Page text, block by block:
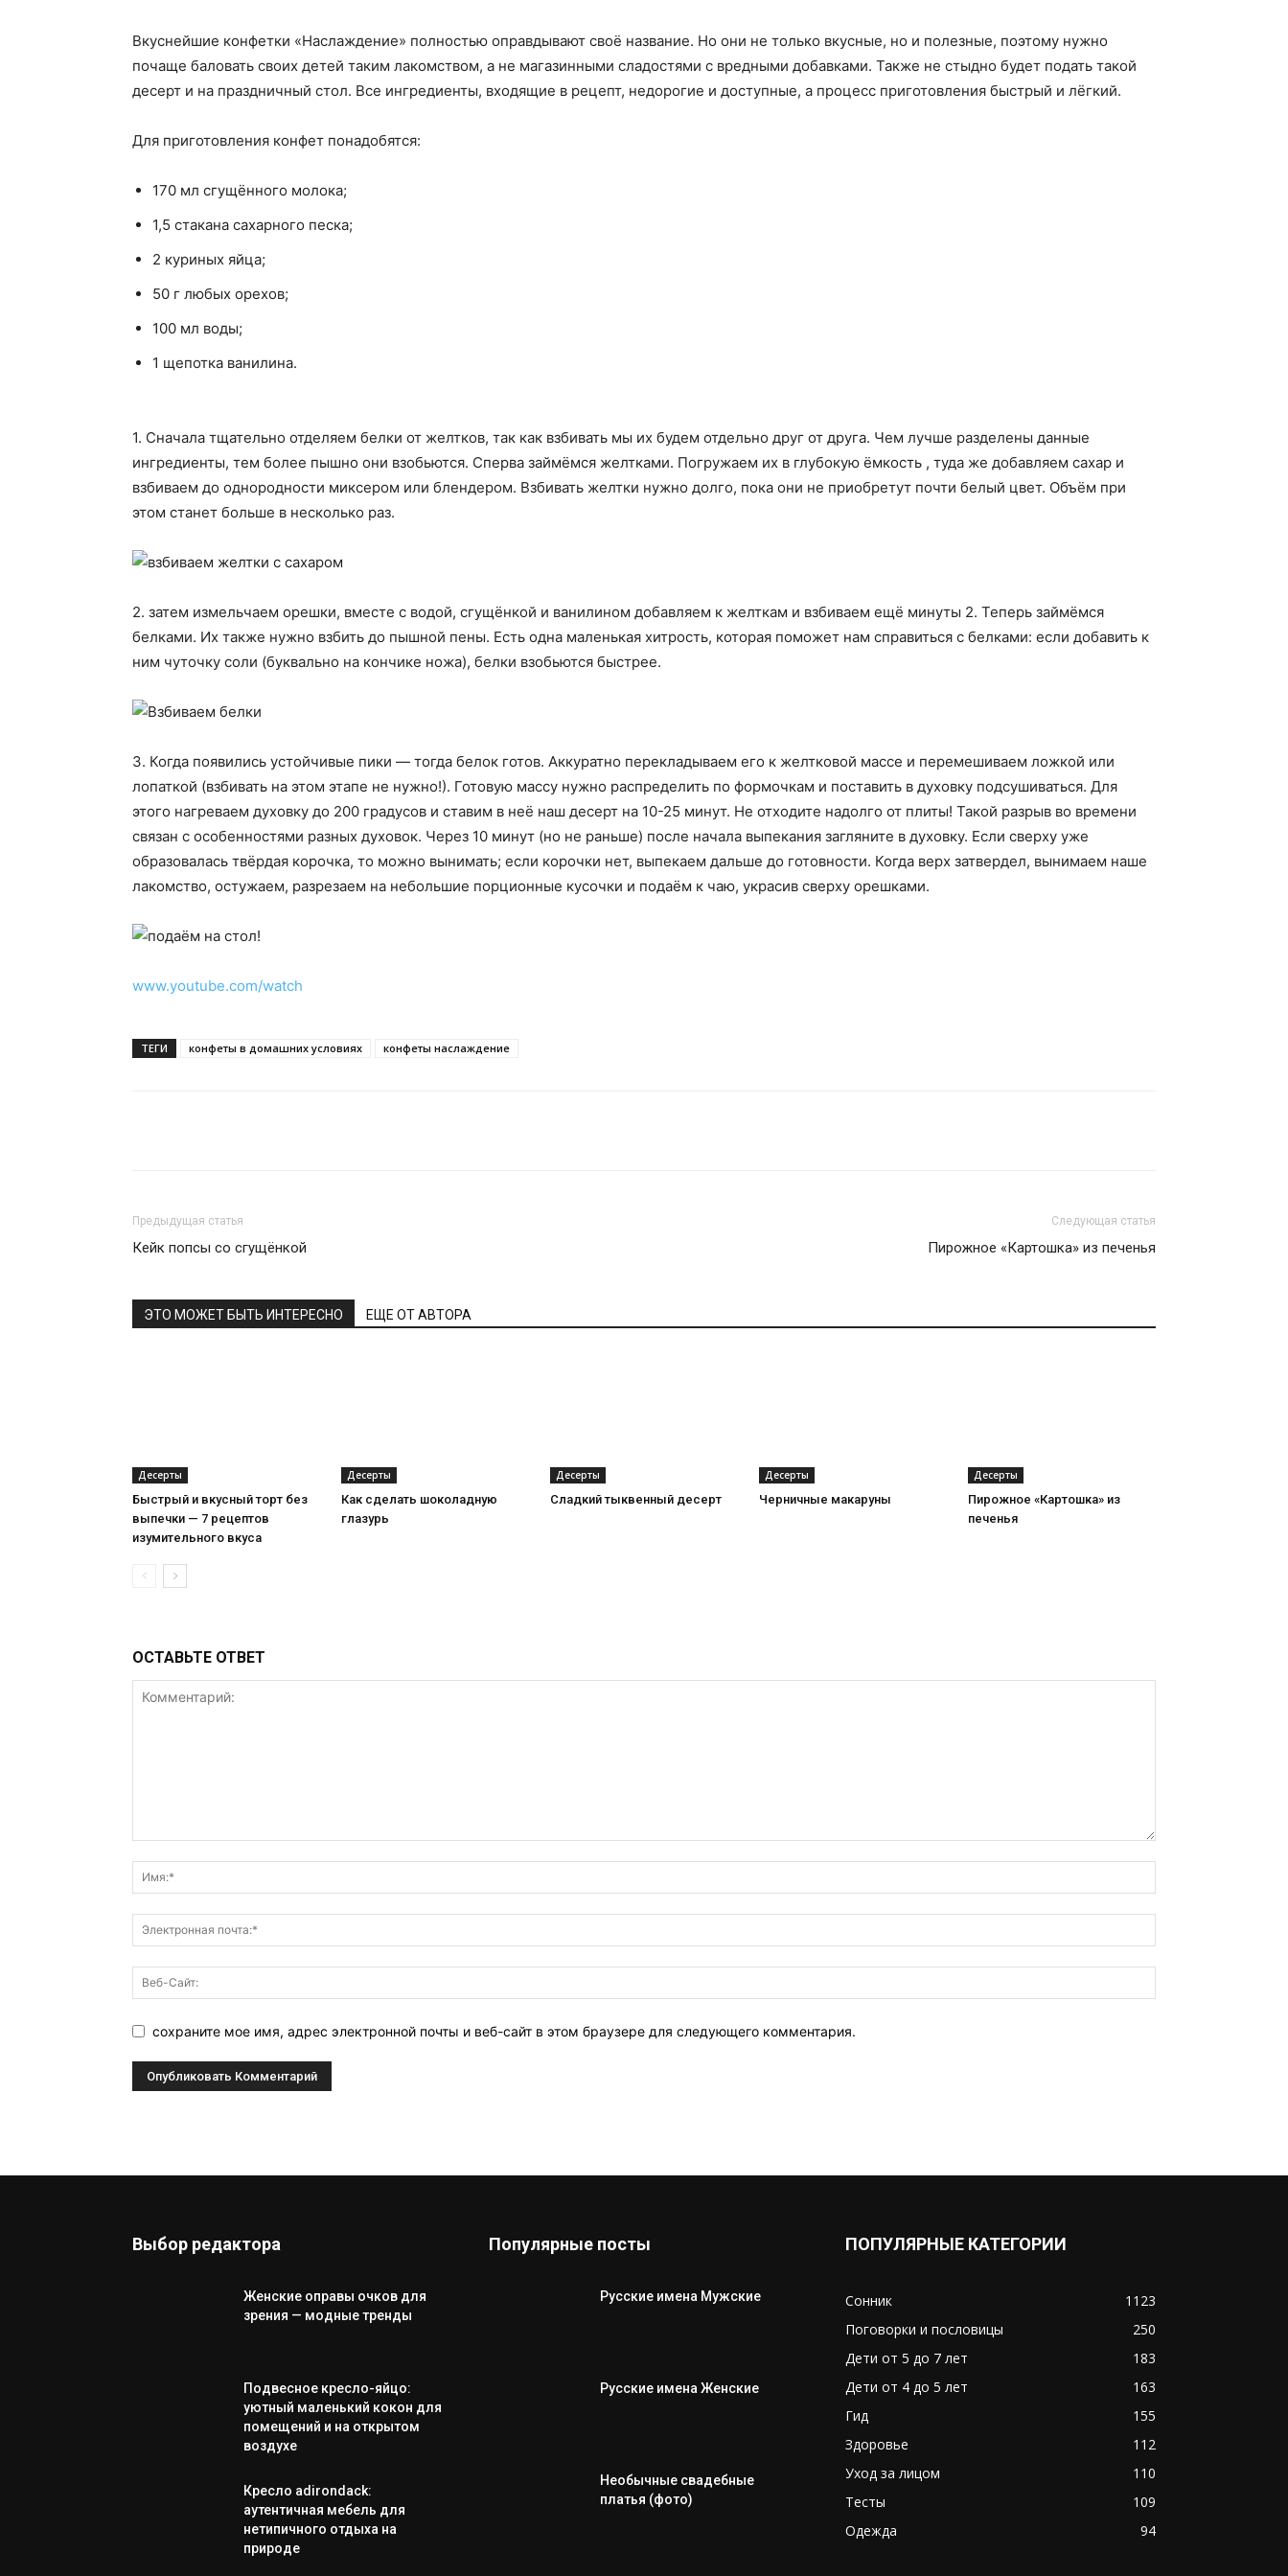
Вкуснейшие конфетки «Наслаждение» полностью оправдывают своё название. Но они не только вкусные, но и полезные, поэтому нужно
почаще баловать своих детей таким лакомством, а не магазинными сладостями с вредными добавками. Также не стыдно будет подать такой
десерт и на праздничный стол. Все ингредиенты, входящие в рецепт, недорогие и доступные, а процесс приготовления быстрый и лёгкий.
Для приготовления конфет понадобятся:
170 мл сгущённого молока;
1,5 стакана сахарного песка;
2 куриных яйца;
50 г любых орехов;
100 мл воды;
1 щепотка ванилина.
1. Сначала тщательно отделяем белки от желтков, так как взбивать мы их будем отдельно друг от друга. Чем лучше разделены данные
ингредиенты, тем более пышно они взобьются. Сперва займёмся желтками. Погружаем их в глубокую ёмкость , туда же добавляем сахар и
взбиваем до однородности миксером или блендером. Взбивать желтки нужно долго, пока они не приобретут почти белый цвет. Объём при
этом станет больше в несколько раз.
2. затем измельчаем орешки, вместе с водой, сгущёнкой и ванилином добавляем к желткам и взбиваем ещё минуты 2. Теперь займёмся
белками. Их также нужно взбить до пышной пены. Есть одна маленькая хитрость, которая поможет нам справиться с белками: если добавить к
ним чуточку соли (буквально на кончике ножа), белки взобьются быстрее.
3. Когда появились устойчивые пики — тогда белок готов. Аккуратно перекладываем его к желтковой массе и перемешиваем ложкой или
лопаткой (взбивать на этом этапе не нужно!). Готовую массу нужно распределить по формочкам и поставить в духовку подсушиваться. Для
этого нагреваем духовку до 200 градусов и ставим в неё наш десерт на 10-25 минут. Не отходите надолго от плиты! Такой разрыв во времени
связан с особенностями разных духовок. Через 10 минут (но не раньше) после начала выпекания загляните в духовку. Если сверху уже
образовалась твёрдая корочка, то можно вынимать; если корочки нет, выпекаем дальше до готовности. Когда верх затвердел, вынимаем наше
лакомство, остужаем, разрезаем на небольшие порционные кусочки и подаём к чаю, украсив сверху орешками.
www.youtube.com/watch
ТЕГИ конфеты в домашних условиях конфеты наслаждение
Предыдущая статья
Кейк попсы со сгущёнкой
Следующая статья
Пирожное «Картошка» из печенья
ЭТО МОЖЕТ БЫТЬ ИНТЕРЕСНО ЕЩЕ ОТ АВТОРА
Десерты
Быстрый и вкусный торт без
выпечки — 7 рецептов
изумительного вкуса
Десерты
Как сделать шоколадную
глазурь
Десерты
Сладкий тыквенный десерт
Десерты
Черничные макаруны
Десерты
Пирожное «Картошка» из
печенья
ОСТАВЬТЕ ОТВЕТ
сохраните мое имя, адрес электронной почты и веб-сайт в этом браузере для следующего комментария.
Выбор редактора
Женские оправы очков для
зрения — модные тренды
Подвесное кресло-яйцо:
уютный маленький кокон для
помещений и на открытом
воздухе
Кресло adirondack:
аутентичная мебель для
нетипичного отдыха на
природе
Популярные посты
Русские имена Мужские
Русские имена Женские
Необычные свадебные
платья (фото)
ПОПУЛЯРНЫЕ КАТЕГОРИИ
Сонник
1123
Поговорки и пословицы
250
Дети от 5 до 7 лет
183
Дети от 4 до 5 лет
163
Гид
155
Здоровье
112
Уход за лицом
110
Тесты
109
Одежда
94